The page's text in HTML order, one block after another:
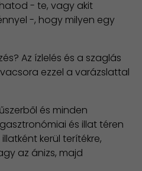
- te, vagy akit
-, hogy milyen egy
Az ízlelés és a szaglás
ezzel a varázslattal
és minden
és illat téren
kerül terítékre,
az ánizs, majd